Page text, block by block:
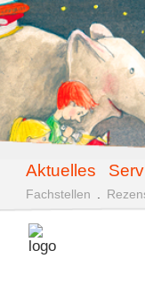
Aktuelles
Fachstellen